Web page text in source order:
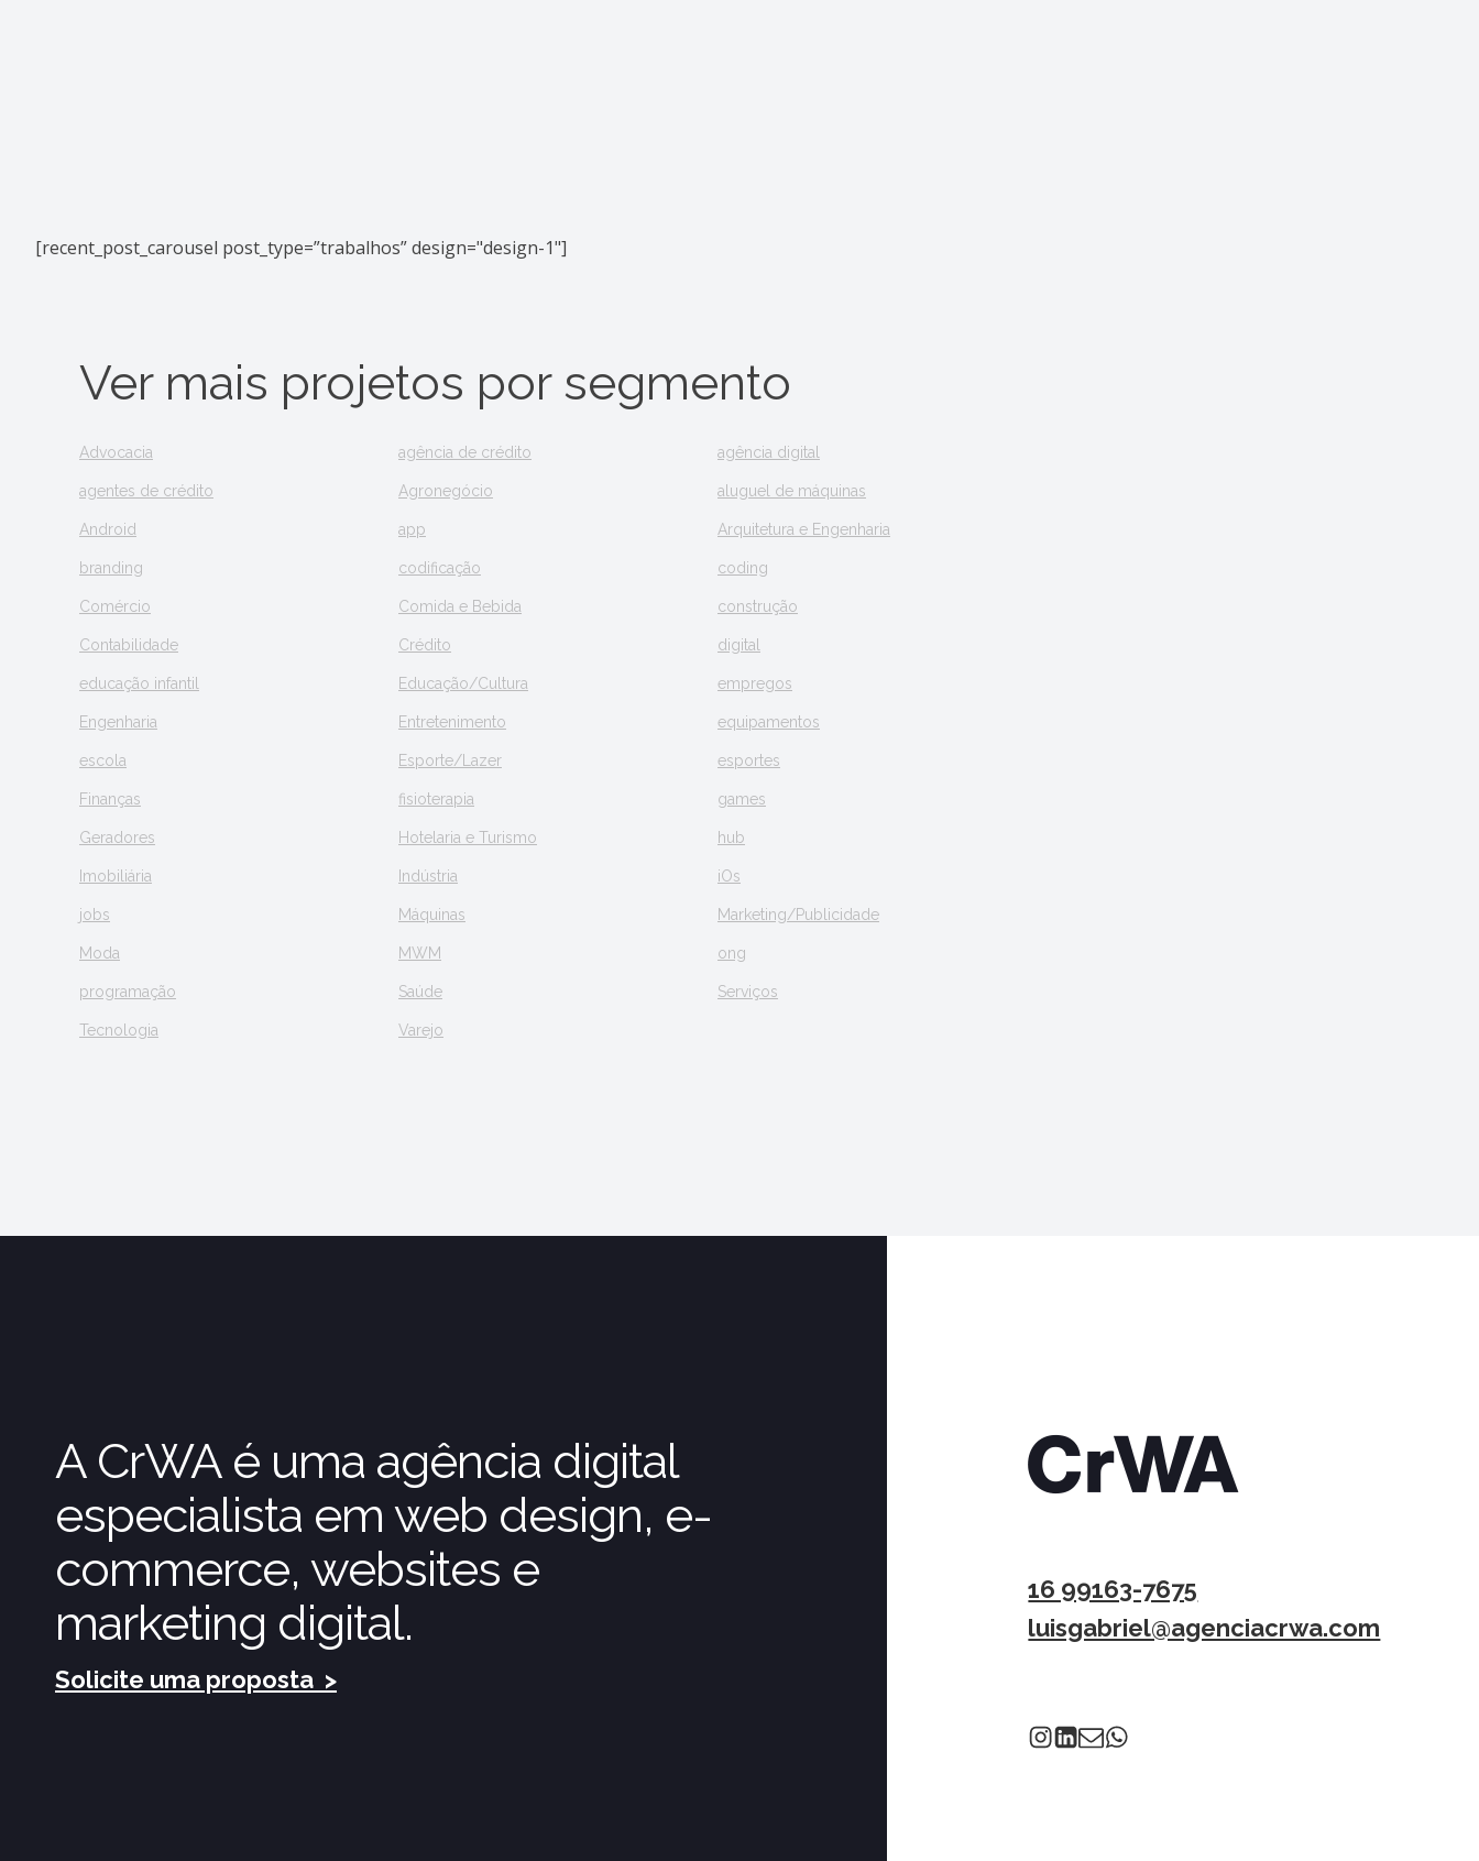
[recent_post_carousel post_type=”trabalhos” design="design-1"]
Ver mais projetos por segmento
Advocacia agência de crédito agência digital
agentes de crédito Agronegócio aluguel de máquinas
Android app Arquitetura e Engenharia
branding codificação coding
Comércio Comida e Bebida construção
Contabilidade Crédito digital
educação infantil Educação/Cultura empregos
Engenharia Entretenimento equipamentos
escola Esporte/Lazer esportes
Finanças fisioterapia games
Geradores Hotelaria e Turismo hub
Imobiliária Indústria iOs
jobs Máquinas Marketing/Publicidade
Moda MWM ong
programação Saúde Serviços
Tecnologia Varejo
A CrWA é uma agência digital
especialista em web design, e-
commerce, websites e
marketing digital.
Solicite uma proposta >
16 99163-7675
luisgabriel@agenciacrwa.com